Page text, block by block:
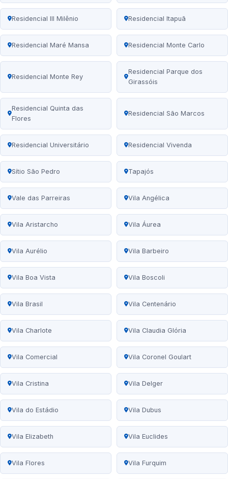
Residencial III Milênio Residencial Itapuã
Residencial Maré Mansa Residencial Monte Carlo
Residencial Monte Rey
Residencial Parque dos
Girassóis
Residencial Quinta das
Flores
Residencial São Marcos
Residencial Universitário Residencial Vivenda
Sítio São Pedro Tapajós
Vale das Parreiras Vila Angélica
Vila Aristarcho Vila Áurea
Vila Aurélio Vila Barbeiro
Vila Boa Vista Vila Boscoli
Vila Brasil Vila Centenário
Vila Charlote Vila Claudia Glória
Vila Comercial Vila Coronel Goulart
Vila Cristina Vila Delger
Vila do Estádio Vila Dubus
Vila Elizabeth Vila Euclides
Vila Flores Vila Furquim